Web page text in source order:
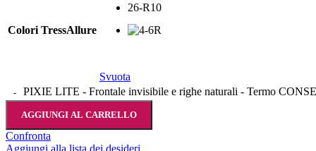
Colori TressAllure
Svuota
PIXIE LITE - Frontale invisibile e righe naturali - Termo
AGGIUNGI AL CARRELLO
Confronta